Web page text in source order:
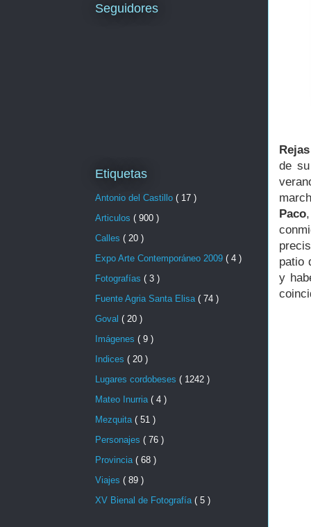
de
Paco
patio
y
Seguidores
Etiquetas
Antonio del Castillo ( 17 )
Articulos ( 900 )
Calles ( 20 )
Expo Arte Contemporáneo 2009 ( 4 )
Fotografías ( 3 )
Fuente Agria Santa Elisa ( 74 )
Goval ( 20 )
Imágenes ( 9 )
Indices ( 20 )
Lugares cordobeses ( 1242 )
Mateo Inurria ( 4 )
Mezquita ( 51 )
Personajes ( 76 )
Provincia ( 68 )
Viajes ( 89 )
XV Bienal de Fotografía ( 5 )